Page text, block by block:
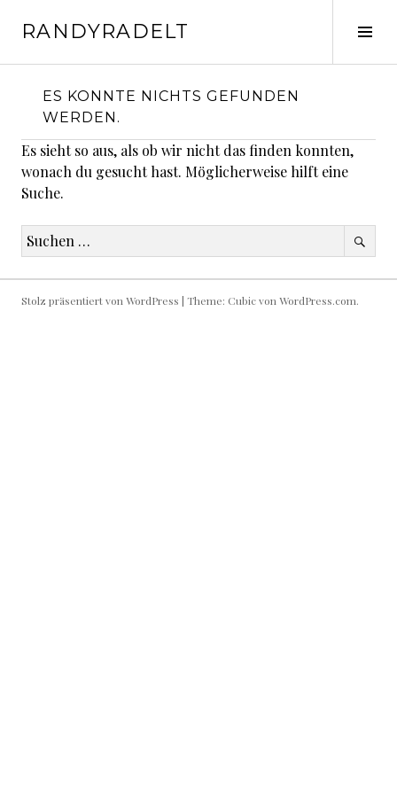
zumRANDYRADELT
ES KONNTE NICHTS GEFUNDEN
WERDEN.
Es sieht so aus, als ob wir nicht das finden konnten,
wonach du gesucht hast. Möglicherweise hilft eine
Suche.
Suche
nach:
Stolz präsentiert von WordPress | Theme: Cubic von WordPress.com.